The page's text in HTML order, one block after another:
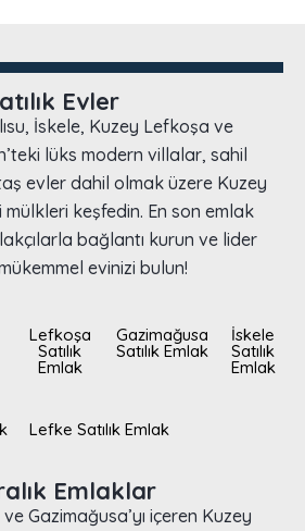
Evler
İskele, Kuzey Lefkoşa ve
lüks modern villalar, sahil
evler dahil olmak üzere Kuzey
mülkleri keşfedin. En son emlak
bağlantı kurun ve lider
evinizi bulun!
Lefkoşa
Satılık
Emlak
Gazimağusa
Satılık Emlak
İskele
Satılık
Emlak
Lefke Satılık Emlak
Emlaklar
Gazimağusa’yı içeren Kuzey